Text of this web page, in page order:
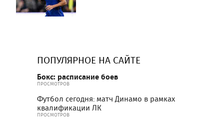
ПОПУЛЯРНОЕ НА САЙТЕ
Бокс: расписание боев
ПРОСМОТРОВ
Футбол сегодня: матч Динамо в рамках
квалификации ЛК
ПРОСМОТРОВ